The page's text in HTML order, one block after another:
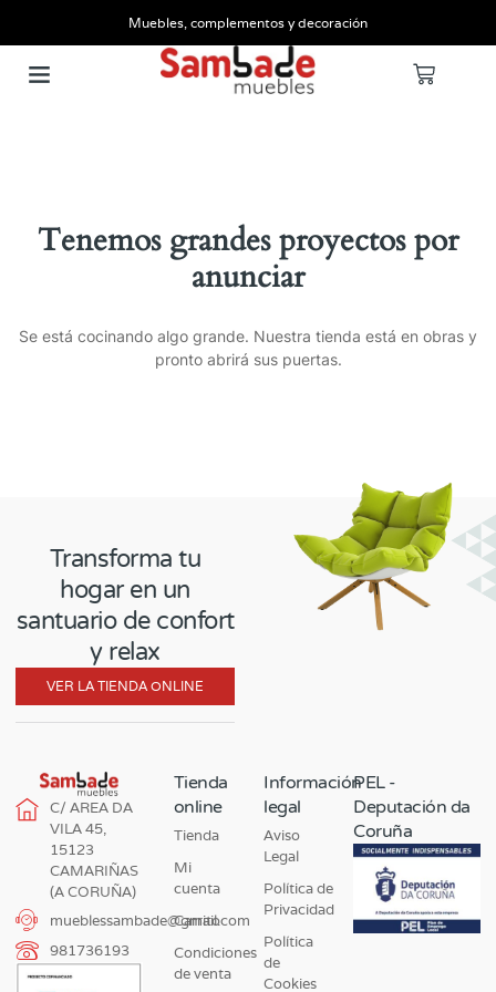
Muebles, complementos y decoración
Tenemos grandes proyectos por
anunciar
Se está cocinando algo grande. Nuestra tienda está en obras y
pronto abrirá sus puertas.
Transforma tu
hogar en un
santuario de confort
y relax
VER LA TIENDA ONLINE
C/ AREA DA
VILA 45,
15123
CAMARIÑAS
(A CORUÑA)
mueblessambade@gmail.com
981736193
Tienda
online
Tienda
Mi
cuenta
Carrito
Condiciones
de venta
Información
legal
Aviso
Legal
Política de
Privacidad
Política
de
Cookies
PEL -
Deputación da
Coruña